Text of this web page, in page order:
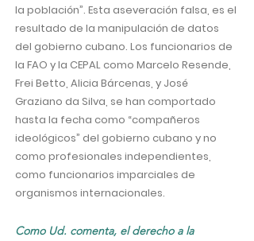
la población”. Esta aseveración falsa, es el
resultado de la manipulación de datos
del gobierno cubano. Los funcionarios de
la FAO y la CEPAL como Marcelo Resende,
Frei Betto, Alicia Bárcenas, y José
Graziano da Silva, se han comportado
hasta la fecha como “compañeros
ideológicos” del gobierno cubano y no
como profesionales independientes,
como funcionarios imparciales de
organismos internacionales.
Como Ud. comenta, el derecho a la